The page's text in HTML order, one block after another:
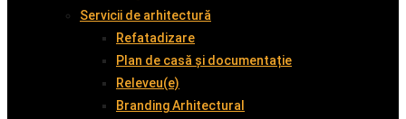
Servicii de arhitectură
Refatadizare
Plan de casă și documentație
Releveu(e)
Branding Arhitectural